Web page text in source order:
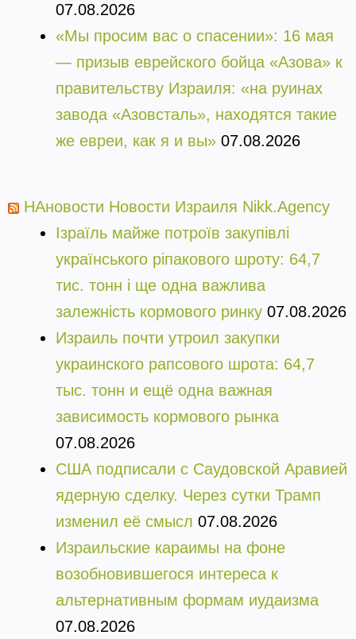
07.08.2026
«Мы просим вас о спасении»: 16 мая
— призыв еврейского бойца «Азова» к
правительству Израиля: «на руинах
завода «Азовсталь», находятся такие
же евреи, как я и вы» 07.08.2026
НАновости Новости Израиля Nikk.Agency
Ізраїль майже потроїв закупівлі
українського ріпакового шроту: 64,7
тис. тонн і ще одна важлива
залежність кормового ринку 07.08.2026
Израиль почти утроил закупки
украинского рапсового шрота: 64,7
тыс. тонн и ещё одна важная
зависимость кормового рынка
07.08.2026
США подписали с Саудовской Аравией
ядерную сделку. Через сутки Трамп
изменил её смысл 07.08.2026
Израильские караимы на фоне
возобновившегося интереса к
альтернативным формам иудаизма
07.08.2026